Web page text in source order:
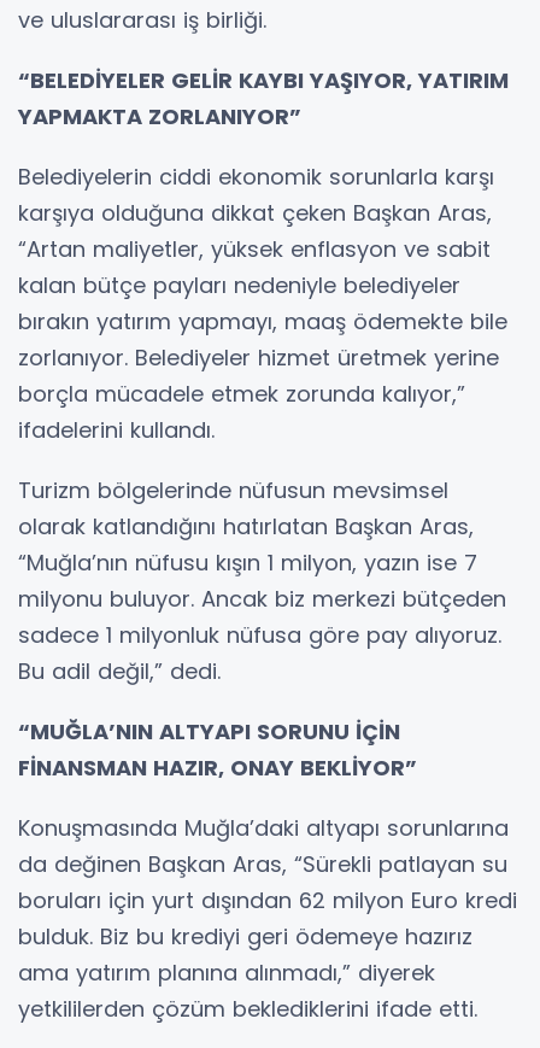
ve uluslararası iş birliği.
“BELEDİYELER GELİR KAYBI YAŞIYOR, YATIRIM
YAPMAKTA ZORLANIYOR”
Belediyelerin ciddi ekonomik sorunlarla karşı
karşıya olduğuna dikkat çeken Başkan Aras,
“Artan maliyetler, yüksek enflasyon ve sabit
kalan bütçe payları nedeniyle belediyeler
bırakın yatırım yapmayı, maaş ödemekte bile
zorlanıyor. Belediyeler hizmet üretmek yerine
borçla mücadele etmek zorunda kalıyor,”
ifadelerini kullandı.
Turizm bölgelerinde nüfusun mevsimsel
olarak katlandığını hatırlatan Başkan Aras,
“Muğla’nın nüfusu kışın 1 milyon, yazın ise 7
milyonu buluyor. Ancak biz merkezi bütçeden
sadece 1 milyonluk nüfusa göre pay alıyoruz.
Bu adil değil,” dedi.
“MUĞLA’NIN ALTYAPI SORUNU İÇİN
FİNANSMAN HAZIR, ONAY BEKLİYOR”
Konuşmasında Muğla’daki altyapı sorunlarına
da değinen Başkan Aras, “Sürekli patlayan su
boruları için yurt dışından 62 milyon Euro kredi
bulduk. Biz bu krediyi geri ödemeye hazırız
ama yatırım planına alınmadı,” diyerek
yetkililerden çözüm beklediklerini ifade etti.